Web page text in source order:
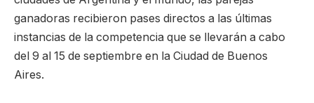
ganadoras recibieron pases directos a las últimas
instancias de la competencia que se llevarán a cabo
del 9 al 15 de septiembre en la Ciudad de Buenos
Aires.